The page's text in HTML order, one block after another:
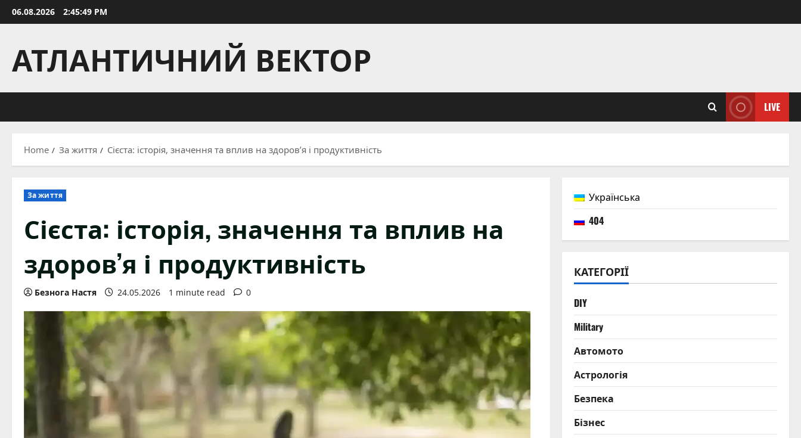
Skip
to
06.08.2026 2:45:50 PM
АТЛАНТИЧНИЙ ВЕКТОР
LIVE
Home За життя Сієста: історія, значення та вплив на здоров’я і продуктивність
За життя
Сієста: історія, значення та вплив на
здоров’я і продуктивність
Безнога Настя 24.05.2026 1 minute read 0
Українська
404
КАТЕГОРІЇ
DIY
Military
Автомото
Астрологія
Безпека
Бізнес